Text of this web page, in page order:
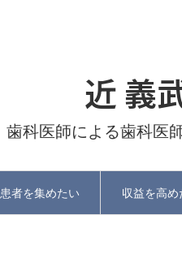
近 義
歯科医師による歯科医
患者を集めたい 収益を高め